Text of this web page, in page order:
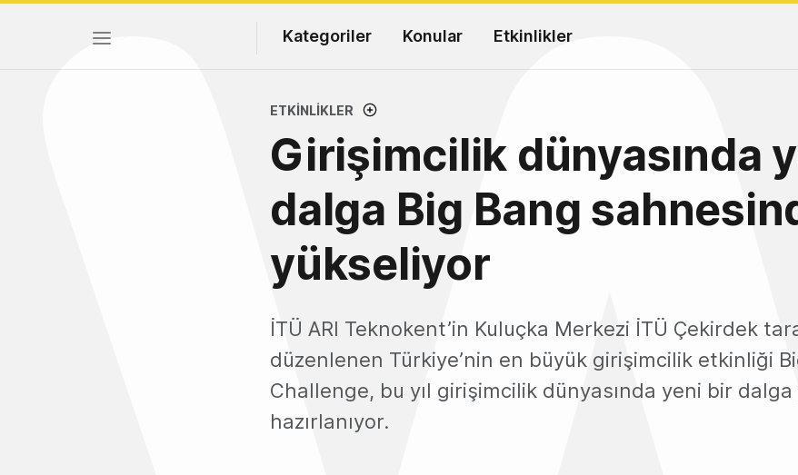
Kategoriler Konular Etkinlikler
ETKINLIKLER
Girişimcilik dünyasında
dalga Big Bang
yükseliyor
İTÜ ARI Teknokent’in Kuluçka Merkezi İTÜ Çekirdek
düzenlenen Türkiye’nin en büyük girişimcilik etkinliği
Challenge, bu yıl girişimcilik dünyasında yeni bir
hazırlanıyor.